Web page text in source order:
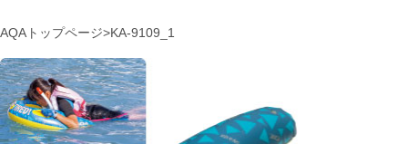
AQAトップページ>KA-9109_1